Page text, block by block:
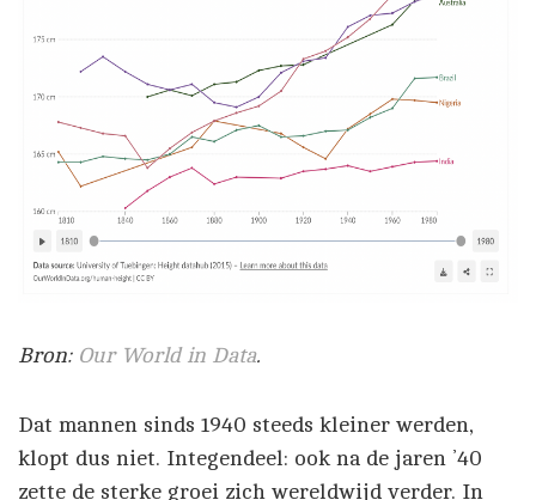
Bron: Our World in Data.
Dat mannen sinds 1940 steeds kleiner werden,
klopt dus niet. Integendeel: ook na de jaren ’40
zette de sterke groei zich wereldwijd verder. In